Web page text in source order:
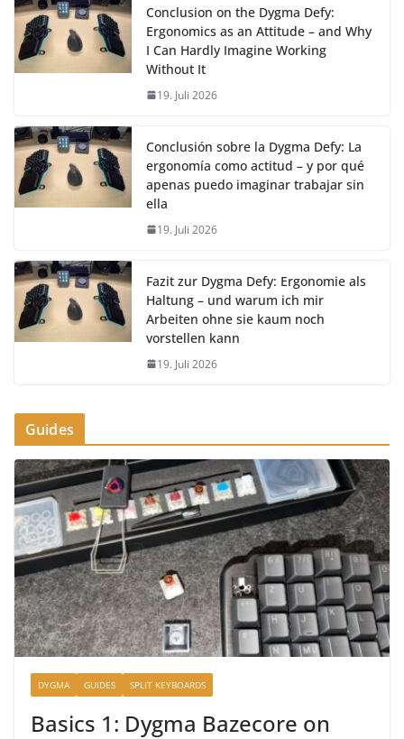
Conclusion on the Dygma Defy:
Ergonomics as an Attitude – and Why
I Can Hardly Imagine Working
Without It
19. Juli 2026
Conclusión sobre la Dygma Defy: La
ergonomía como actitud – y por qué
apenas puedo imaginar trabajar sin
ella
19. Juli 2026
Fazit zur Dygma Defy: Ergonomie als
Haltung – und warum ich mir
Arbeiten ohne sie kaum noch
vorstellen kann
19. Juli 2026
Guides
DYGMA GUIDES SPLIT KEYBOARDS
Basics 1: Dygma Bazecore on